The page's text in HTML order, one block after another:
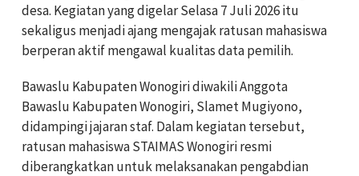
desa. Kegiatan yang digelar Selasa 7 Juli 2026 itu
sekaligus menjadi ajang mengajak ratusan mahasiswa
berperan aktif mengawal kualitas data pemilih.
Bawaslu Kabupaten Wonogiri diwakili Anggota
Bawaslu Kabupaten Wonogiri, Slamet Mugiyono,
didampingi jajaran staf. Dalam kegiatan tersebut,
ratusan mahasiswa STAIMAS Wonogiri resmi
diberangkatkan untuk melaksanakan pengabdian